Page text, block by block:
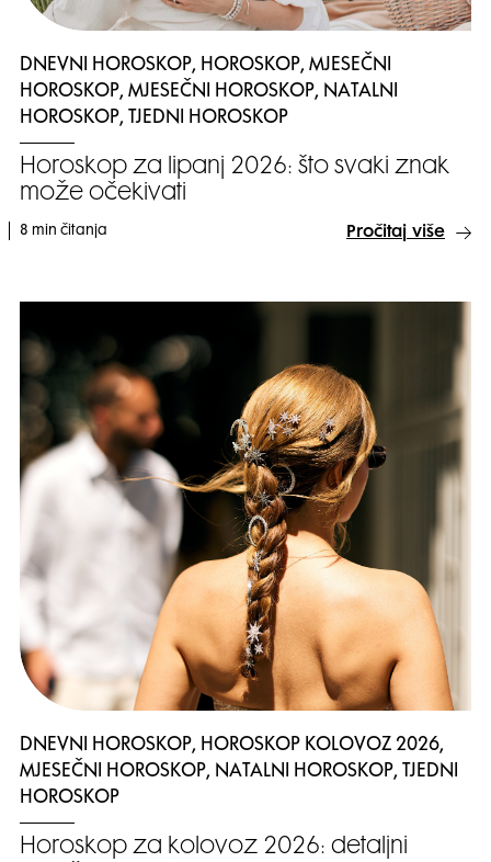
DNEVNI HOROSKOP, HOROSKOP, MJESEČNI
HOROSKOP, MJESEČNI HOROSKOP, NATALNI
HOROSKOP, TJEDNI HOROSKOP
Horoskop za lipanj 2026: što svaki znak
može očekivati
8 min čitanja Pročitaj više
DNEVNI HOROSKOP, HOROSKOP KOLOVOZ 2026,
MJESEČNI HOROSKOP, NATALNI HOROSKOP, TJEDNI
HOROSKOP
Horoskop za kolovoz 2026: detaljni